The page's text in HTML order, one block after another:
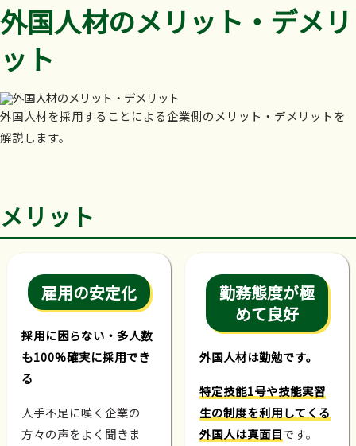
外国人材のメリット・デメリ
ット
外国人材を採用することによる企業側のメリット・デメリットを
解説します。
メリット
雇用の安定化
採用に困らない・多人数
も100%確実に採用でき
る
人手不足に嘆く企業の
方々の声をよく聞きま
勤務態度が極
めて良好
外国人材は勤勉です。
特定技能1号や技能実習
生の制度を利用してくる
外国人は真面目です。